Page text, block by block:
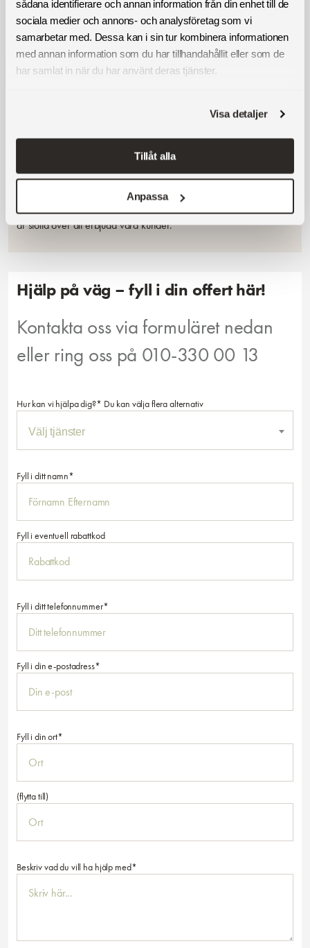
sådana identifierare och annan information från din enhet till de
sociala medier och annons- och analysföretag som vi
samarbetar med. Dessa kan i sin tur kombinera informationen
med annan information som du har tillhandahållit eller som de
har samlat in när du har använt deras tjänster.
Visa detaljer
Tillåt alla
Anpassa
Visste du att många av våra tjänster är berättigade till rutavdrag?
Det betyder att du kan få upp till 50 % av arbetskostnaden
avdragen direkt på fakturan. Smidigt, eller hur? Du kan läsa mer
om RUT-avdraget och vad du har rätt till hos Skatteverket.
På Montrab värnar vi om miljön och arbetar aktivt för att minimera
vår klimatpåverkan. Vi använder miljövänliga fordon,
rengöringsmedel och strävar efter energieffektivisering i alla led.
Hållbarhet är en självklar del av vårt kvalitetsarbete – och något vi
är stolta över att erbjuda våra kunder.
Hjälp på väg – fyll i din offert här!
Kontakta oss via formuläret nedan
eller ring oss på 010-330 00 13
Hur kan vi hjälpa dig?* Du kan välja flera alternativ
Fyll i ditt namn*
Fyll i eventuell rabattkod
Fyll i ditt telefonnummer*
Fyll i din e-postadress*
Fyll i din ort*
(flytta till)
Beskriv vad du vill ha hjälp med*